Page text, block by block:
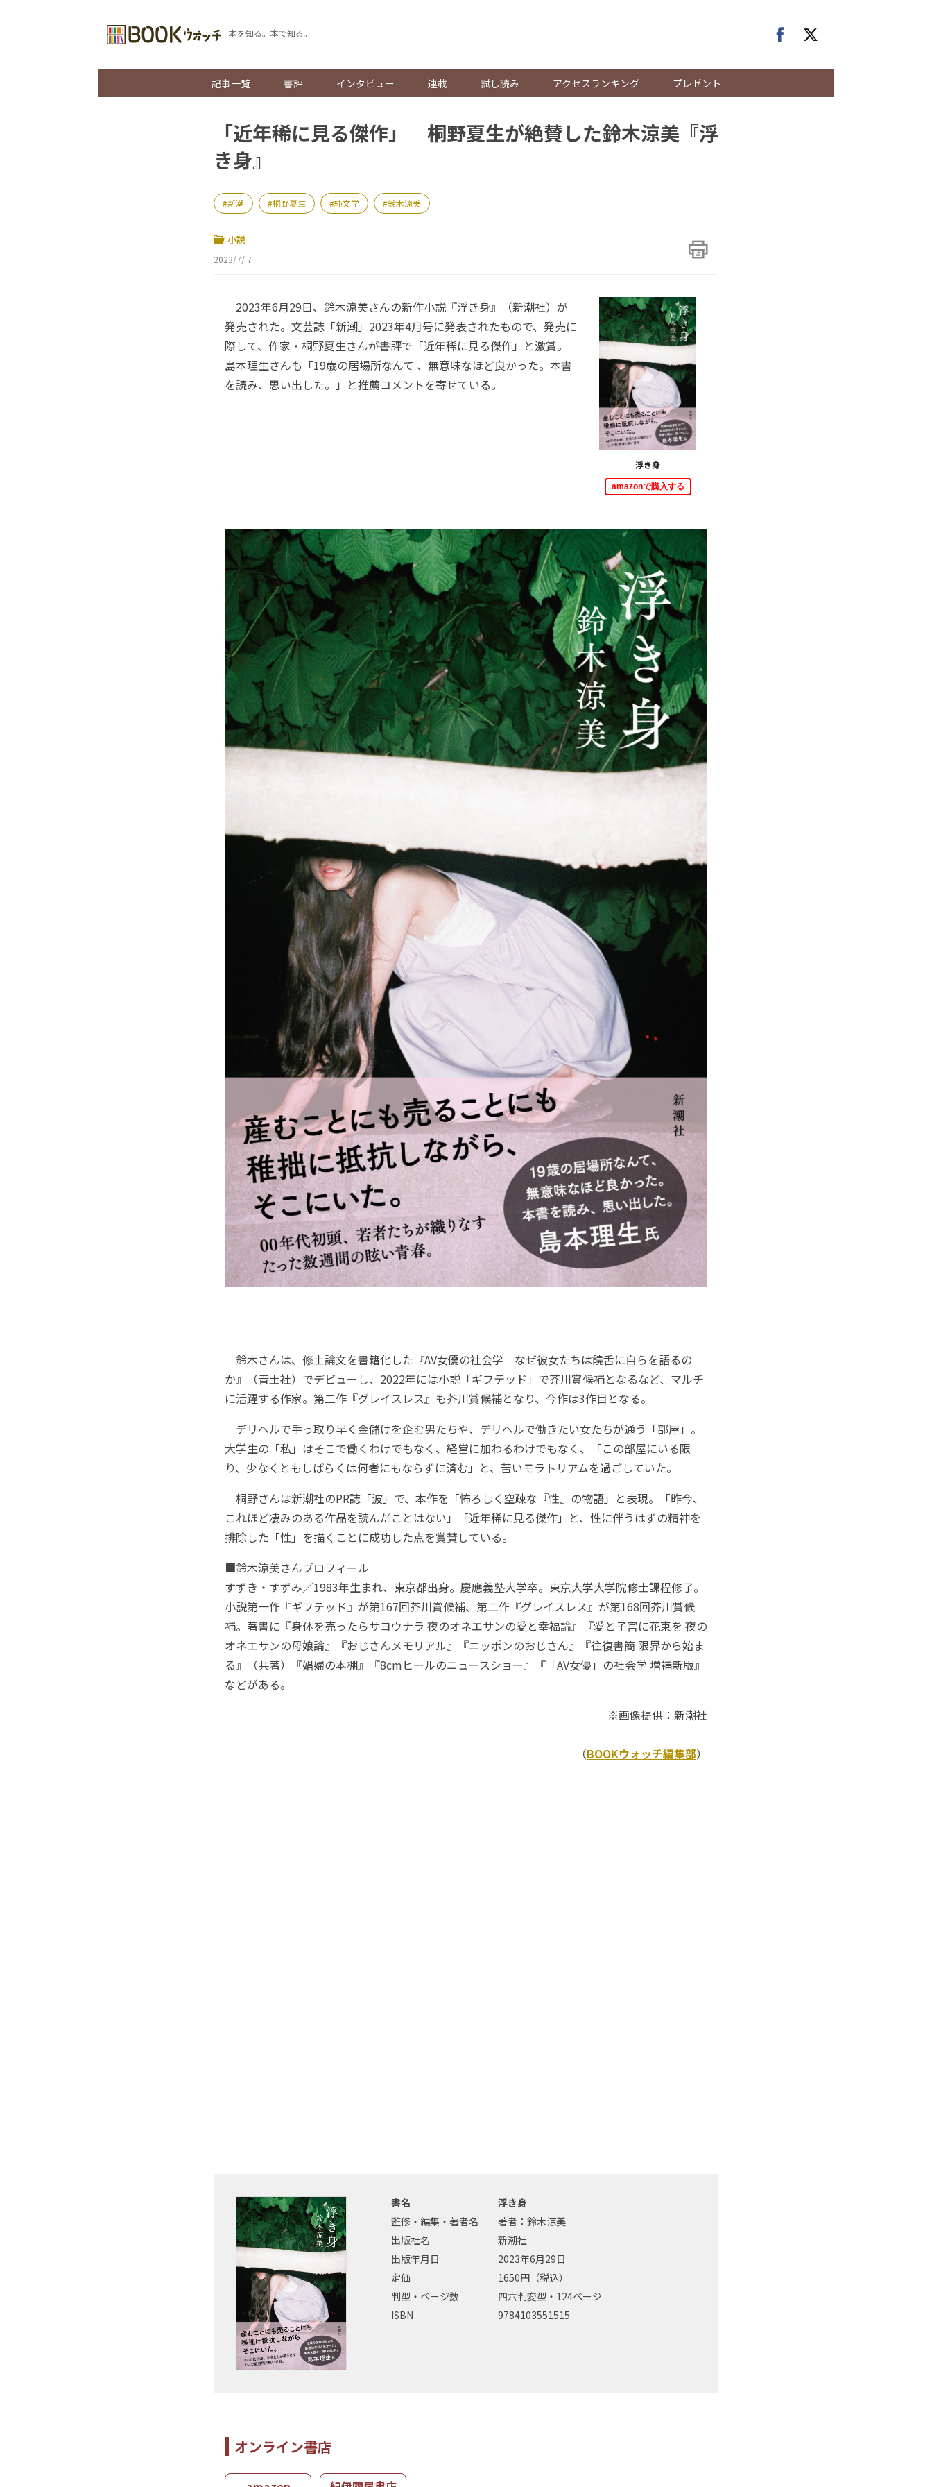
本を知る。本で知る。
記事一覧 書評 インタビュー 連載 試し読み アクセスランキング プレゼント
「近年稀に見る傑作」 桐野夏生が絶賛した鈴木涼美『浮
き身』
新潮 桐野夏生 純文学 鈴木涼美
小説
2023/7/ 7
浮き身
amazonで購入する
2023年6月29日、鈴木涼美さんの新作小説『浮き身』（新潮社）が
発売された。文芸誌「新潮」2023年4月号に発表されたもので、発売に
際して、作家・桐野夏生さんが書評で「近年稀に見る傑作」と激賞。
島本理生さんも「19歳の居場所なんて 、無意味なほど良かった。本書
を読み、思い出した。」と推薦コメントを寄せている。
鈴木さんは、修士論文を書籍化した『AV女優の社会学 なぜ彼女たちは饒舌に自らを語るの
か』（青土社）でデビューし、2022年には小説「ギフテッド」で芥川賞候補となるなど、マルチ
に活躍する作家。第二作『グレイスレス』も芥川賞候補となり、今作は3作目となる。
デリヘルで手っ取り早く金儲けを企む男たちや、デリヘルで働きたい女たちが通う「部屋」。
大学生の「私」はそこで働くわけでもなく、経営に加わるわけでもなく、「この部屋にいる限
り、少なくともしばらくは何者にもならずに済む」と、苦いモラトリアムを過ごしていた。
桐野さんは新潮社のPR誌「波」で、本作を「怖ろしく空疎な『性』の物語」と表現。「昨今、
これほど凄みのある作品を読んだことはない」「近年稀に見る傑作」と、性に伴うはずの精神を
排除した「性」を描くことに成功した点を賞賛している。
■鈴木涼美さんプロフィール
すずき・すずみ／1983年生まれ、東京都出身。慶應義塾大学卒。東京大学大学院修士課程修了。
小説第一作『ギフテッド』が第167回芥川賞候補、第二作『グレイスレス』が第168回芥川賞候
補。著書に『身体を売ったらサヨウナラ 夜のオネエサンの愛と幸福論』『愛と子宮に花束を 夜の
オネエサンの母娘論』『おじさんメモリアル』『ニッポンのおじさん』『往復書簡 限界から始ま
る』（共著）『娼婦の本棚』『8cmヒールのニュースショー』『「AV女優」の社会学 増補新版』
などがある。
※画像提供：新潮社
（BOOKウォッチ編集部）
書名
浮き身
監修・編集・著者名
著者：鈴木涼美
出版社名
新潮社
出版年月日
2023年6月29日
定価
1650円（税込）
判型・ページ数
四六判変型・124ページ
ISBN
9784103551515
オンライン書店